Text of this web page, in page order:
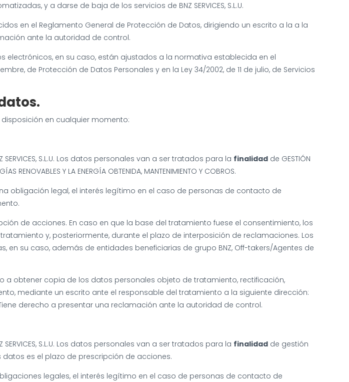
y a darse de baja de los servicios de BNZ SERVICES, S.L.U.
en el Reglamento General de Protección de Datos, dirigiendo un escrito a la a la
ante la autoridad de control.
en su caso, están ajustados a la normativa establecida en el
de Protección de Datos Personales y en la Ley 34/2002, de 11 de julio, de Servicios
en cualquier momento:
SERVICES, S.L.U. Los datos personales van a ser tratados para la finalidad de GESTIÓN
RENOVABLES Y LA ENERGÍA OBTENIDA, MANTENIMIENTO Y COBROS.
obligación legal, el interés legítimo en el caso de personas de contacto de
de acciones. En caso en que la base del tratamiento fuese el consentimiento, los
y, posteriormente, durante el plazo de interposición de reclamaciones. Los
su caso, además de entidades beneficiarias de grupo BNZ, Off-takers/Agentes de
a obtener copia de los datos personales objeto de tratamiento, rectificación,
mediante un escrito ante el responsable del tratamiento a la siguiente dirección:
Tiene derecho a presentar una reclamación ante la autoridad de control.
SERVICES, S.L.U. Los datos personales van a ser tratados para la finalidad de gestión
datos es el plazo de prescripción de acciones.
legales, el interés legítimo en el caso de personas de contacto de